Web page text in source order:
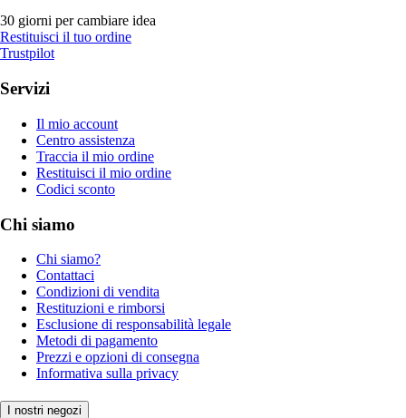
30 giorni per cambiare idea
Restituisci il tuo ordine
Trustpilot
Servizi
Il mio account
Centro assistenza
Traccia il mio ordine
Restituisci il mio ordine
Codici sconto
Chi siamo
Chi siamo?
Contattaci
Condizioni di vendita
Restituzioni e rimborsi
Esclusione di responsabilità legale
Metodi di pagamento
Prezzi e opzioni di consegna
Informativa sulla privacy
I nostri negozi